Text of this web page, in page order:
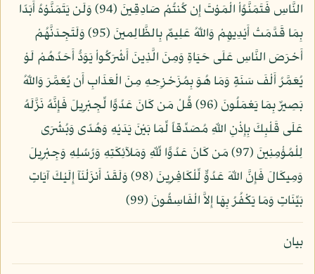
النَّاسِ فَتَمَنَّوُاْ الْمَوْتَ إِن كُنتُمْ صَادِقِينَ (94) وَلَن يَتَمَنَّوْهُ أَبَدًا
بِمَا قَدَّمَتْ أَيْدِيهِمْ وَاللّهُ عَلِيمٌ بِالظَّالِمينَ (95) وَلَتَجِدَنَّهُمْ
أَحْرَصَ النَّاسِ عَلَى حَيَاةٍ وَمِنَ الَّذِينَ أَشْرَكُواْ يَوَدُّ أَحَدُهُمْ لَوْ
يُعَمَّرُ أَلْفَ سَنَةٍ وَمَا هُوَ بِمُزَحْزِحِهِ مِنَ الْعَذَابِ أَن يُعَمَّرَ وَاللّهُ
بَصِيرٌ بِمَا يَعْمَلُونَ (96) قُلْ مَن كَانَ عَدُوًّا لِّجِبْرِيلَ فَإِنَّهُ نَزَّلَهُ
عَلَى قَلْبِكَ بِإِذْنِ اللّهِ مُصَدِّقاً لِّمَا بَيْنَ يَدَيْهِ وَهُدًى وَبُشْرَى
لِلْمُؤْمِنِينَ (97) مَن كَانَ عَدُوًّا لِّلّهِ وَمَلآئِكَتِهِ وَرُسُلِهِ وَجِبْرِيلَ
وَمِيكَالَ فَإِنَّ اللّهَ عَدُوٌّ لِّلْكَافِرِينَ (98) وَلَقَدْ أَنزَلْنَآ إِلَيْكَ آيَاتٍ
بَيِّنَاتٍ وَمَا يَكْفُرُ بِهَا إِلاَّ الْفَاسِقُونَ (99)
بيان